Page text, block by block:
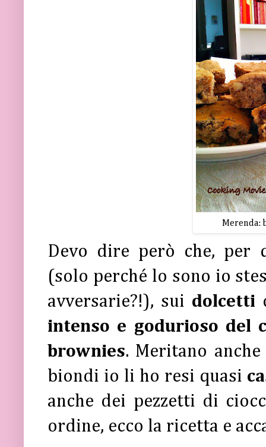
Merenda:
Devo dire però che, per
(solo perché lo sono io
avversarie?!), sui dolcetti
intenso e godurioso del
brownies. Meritano
biondi io li ho resi quasi
anche dei pezzetti di
ordine, ecco la ricetta e